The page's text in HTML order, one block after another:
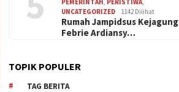
UNCATEGORIZED
1142 Dilihat
Rumah Jampidsus Kejagung
Febrie Ardiansy…
TOPIK POPULER
TAG BERITA